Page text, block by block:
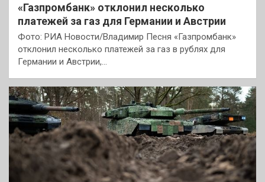
«Газпромбанк» отклонил несколько
платежей за газ для Германии и Австрии
Фото: РИА Новости/Владимир Песня «Газпромбанк»
отклонил несколько платежей за газ в рублях для
Германии и Австрии,…